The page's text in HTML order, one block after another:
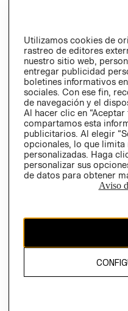
Ecuador ($)
CAMBIAR REGIÓN
El contenido de esta página
Utilizamos cookies de
rastreo de editores
nuestro sitio web,
entregar publicidad
boletines informativos
sociales. Con ese fin,
de navegación y el
Al hacer clic en
compartamos esta
publicitarios. Al elegir
opcionales, lo que limita
personalizadas. Haga
personalizar sus
de datos para obtener
Aviso